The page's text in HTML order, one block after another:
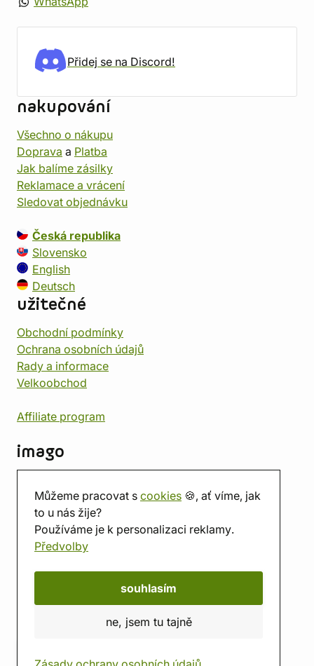
Můžeme pracovat s cookies 🍪, ať víme, jak
to u nás žije?
Používáme je k personalizaci reklamy.
Předvolby
souhlasím
ne, jsem tu tajně
Přidej se na Discord!
nakupování
Všechno o nákupu
Doprava a Platba
Jak balíme zásilky
Reklamace a vrácení
Sledovat objednávku
Česká republika
Slovensko
English
Deutsch
užitečné
Obchodní podmínky
Ochrana osobních údajů
Rady a informace
Velkoobchod
Affiliate program
imago
Prodejna
Herna
O nás
Hodnocení obchodu